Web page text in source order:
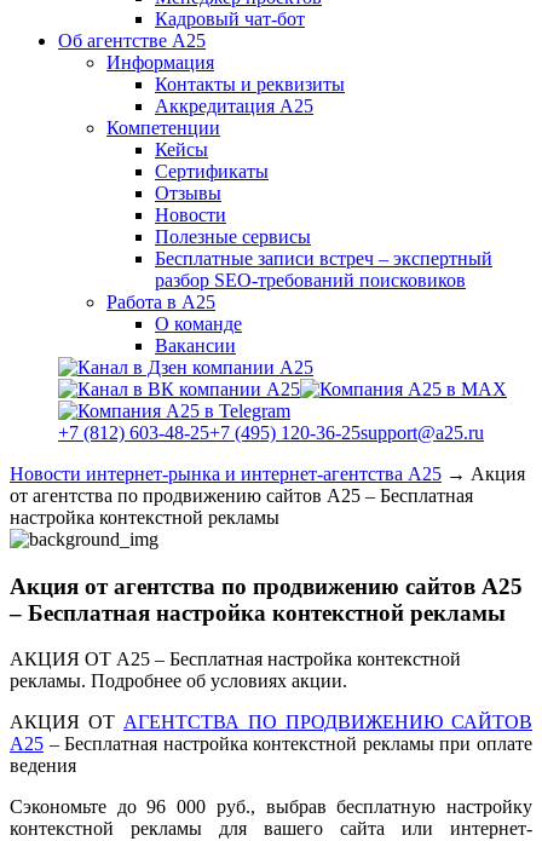
Кадровый чат-бот
Об агентстве А25
Информация
Контакты и реквизиты
Аккредитация А25
Компетенции
Кейсы
Сертификаты
Отзывы
Новости
Полезные сервисы
Бесплатные записи встреч – экспертный
разбор SEO-требований поисковиков
Работа в А25
О команде
Вакансии
+7 (812) 603-48-25+7 (495) 120-36-25support@a25.ru
Новости интернет-рынка и интернет-агентства А25 → Акция
от агентства по продвижению сайтов А25 – Бесплатная
настройка контекстной рекламы
Акция от агентства по продвижению сайтов А25
– Бесплатная настройка контекстной рекламы
АКЦИЯ ОТ А25 – Бесплатная настройка контекстной
рекламы. Подробнее об условиях акции.
АКЦИЯ ОТ АГЕНТСТВА ПО ПРОДВИЖЕНИЮ САЙТОВ
А25 – Бесплатная настройка контекстной рекламы при оплате
ведения
Сэкономьте до 96 000 руб., выбрав бесплатную настройку
контекстной рекламы для вашего сайта или интернет-